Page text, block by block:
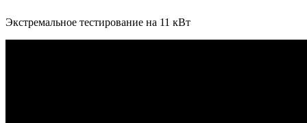
Экстремальное тестирование на 11 кВт